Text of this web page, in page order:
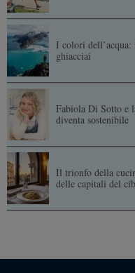
I colori
ghiacciai
Fabiola Di Sotto e
diventa sostenibile
Il trionfo della
delle capitali del